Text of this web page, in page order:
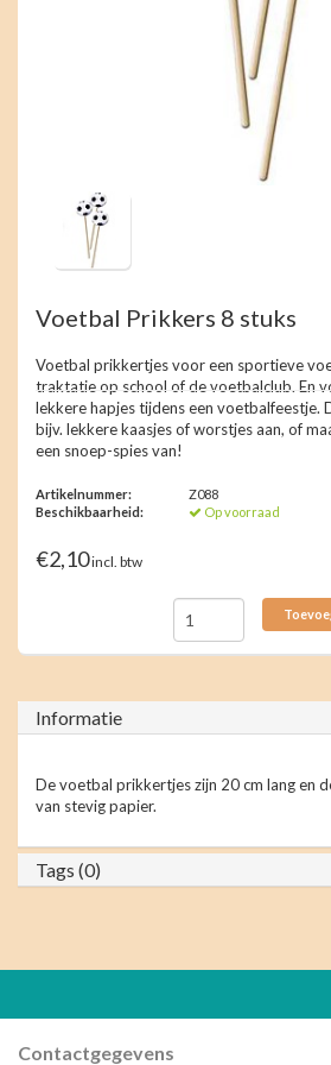
Voetbal Prikkers 8 stuks
Voetbal prikkertjes voor een sportieve
traktatie op school of de voetbalclub. En
lekkere hapjes tijdens een voetbalfeestje.
bijv. lekkere kaasjes of worstjes aan, of
een snoep-spies van!
Artikelnummer:
Z088
Beschikbaarheid:
Op voorraad
€2,10incl. btw
Informatie
De voetbal prikkertjes zijn 20 cm lang en
van stevig papier.
Tags (0)
Contactgegevens